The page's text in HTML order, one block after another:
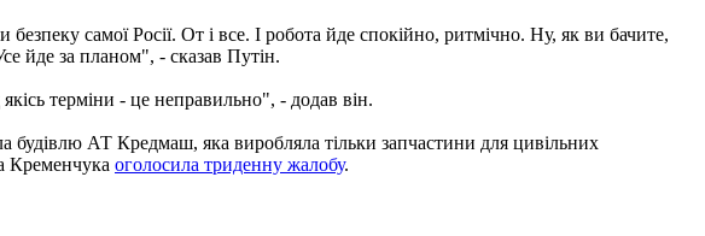
самої Росії. От і все. І робота йде спокійно, ритмічно. Ну, як ви бачите,
йде за планом", - сказав Путін.
терміни - це неправильно", - додав він.
будівлю АТ Кредмаш, яка виробляла тільки запчастини для цивільних
Кременчука оголосила триденну жалобу.